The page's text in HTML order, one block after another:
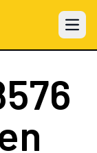
Open